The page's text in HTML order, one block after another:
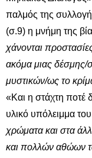
παλμός της
(σ.9) η μνήμη της
χάνονται
ακόμα μιας δέσμης/
μυστικών/ως το
«Και η στάχτη ποτέ
υλικό υπόλειμμα
χρώματα και στα
και πολλών αθώων